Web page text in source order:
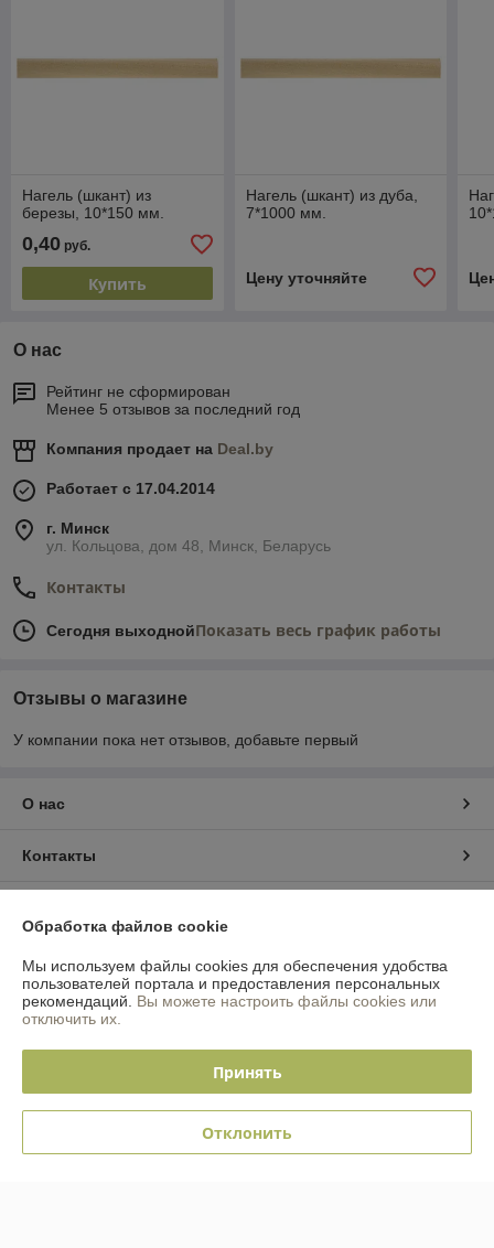
Нагель (шкант) из
березы, 10*150 мм.
0,40 руб.
Купить
Нагель (шкант) из дуба,
7*1000 мм.
Цену уточняйте
О нас
Рейтинг не сформирован
Менее 5 отзывов за последний год
Компания продает на Deal.by
Работает с 17.04.2014
г. Минск
ул. Кольцова, дом 48, Минск, Беларусь
Контакты
Сегодня выходнойПоказать весь график работы
Отзывы о магазине
У компании пока нет отзывов, добавьте первый
О нас
Контакты
График работы
Полная версия сайта
Сайт создан на платформе Deal.by
Обработка файлов cookie
Мы используем файлы cookies для обеспечения удобства
пользователей портала и предоставления персональных
рекомендаций. Вы можете настроить файлы cookies или
отключить их.
Принять
Отклонить